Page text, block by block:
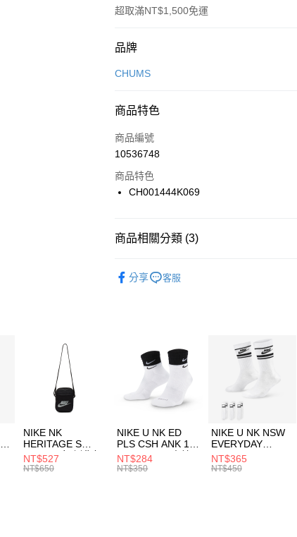
超取滿NT$1,500免運
付款方式
信用卡一次付款
合作金庫商業銀行
華南商業銀行
上海商業儲蓄銀行
國泰世華商業銀行
聯邦商業銀行
台新國際商業銀行
LINE Pay
Apple Pay
【關於「AFTEE先享後付」】
３．安心：先確認商品／服務後，再付款。
【「AFTEE先享後付」結帳流程】
１．於結帳方式選擇「AFTEE先享後付」後，
付」結帳頁面，進行簡訊認證並確認金額後，
２．訂單成立數日內，您將收到繳費通知簡訊。
３．收到繳費通知簡訊後14天內，點擊此簡訊
／ATM／網路銀行／等多元方式進行付款，方
※ 請注意：結帳手續完成當下不需立刻繳費，
絡購買商品的店家。未經商家同意取消之訂單
先享後付繳納相關費用。
每筆NT$100，滿NT$1,500(含以上)免運費
每筆NT$100，滿NT$1,500(含以上)免運費
付款後門市自取
每筆NT$100，滿NT$1,500(含以上)免運費
品牌
CHUMS
商品特色
商品編號
10536748
商品特色
CH001444K069
商品相關分類 (3)
分享 客服
NIKE NK
HERITAGE S
SMIT 男女 側背包
BA5871010
NT$527
NT$650
NIKE U NK ED
PLS CSH ANK 1P
144 DBL 男 中統
襪 DH4058104
NT$284
NT$350
NIKE U NK NSW
EVERYDAY
ESSENTIAL CR
男女 短統襪
NT$365
NT$450